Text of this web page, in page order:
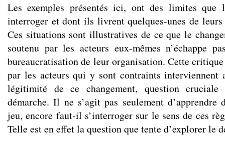
Les exemples présentés ici, ont des limites que
interroger et dont ils livrent quelques-unes de
Ces situations sont illustratives de ce que le
soutenu par les acteurs eux-mêmes n’échappe
bureaucratisation de leur organisation. Cette
par les acteurs qui y sont contraints interviennent
légitimité de ce changement, question
démarche. Il ne s’agit pas seulement d’apprendre
jeu, encore faut-il s’interroger sur le sens de ces
Telle est en effet la question que tente d’explorer le